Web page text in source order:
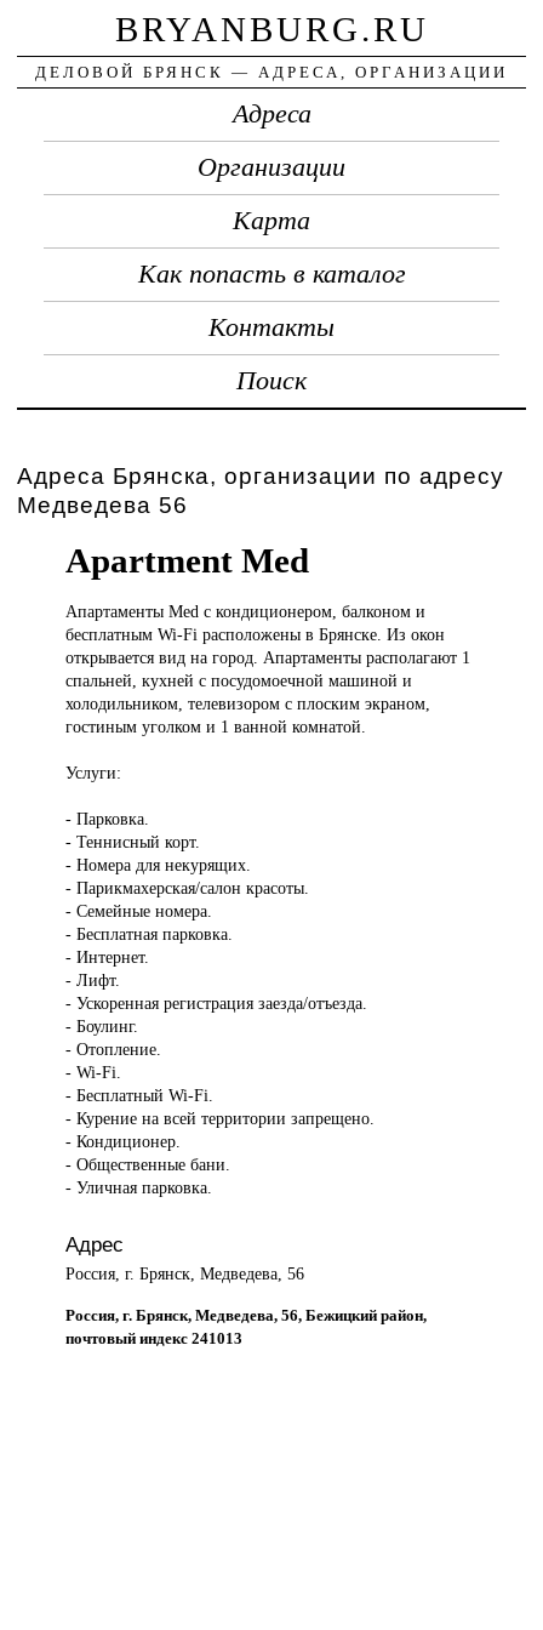
BRYANBURG.RU
ДЕЛОВОЙ БРЯНСК — АДРЕСА, ОРГАНИЗАЦИИ
Адреса
Организации
Карта
Как попасть в каталог
Контакты
Поиск
Адреса Брянска, организации по адресу
Медведева 56
Apartment Med
Апартаменты Medс кондиционером, балконом и
бесплатным Wi-Fi расположены в Брянске. Из окон
открывается вид на город. Апартаменты располагают 1
спальней, кухней с посудомоечной машиной и
холодильником, телевизором с плоским экраном,
гостиным уголком и 1 ванной комнатой.
Услуги:
- Парковка.
- Теннисный корт.
- Номера для некурящих.
- Парикмахерская/салон красоты.
- Семейные номера.
- Бесплатная парковка.
- Интернет.
- Лифт.
- Ускоренная регистрация заезда/отъезда.
- Боулинг.
- Отопление.
- Wi-Fi.
- Бесплатный Wi-Fi.
- Курение на всей территории запрещено.
- Кондиционер.
- Общественные бани.
- Уличная парковка.
Адрес
Россия, г. Брянск, Медведева, 56
Россия, г. Брянск, Медведева, 56, Бежицкий район,
почтовый индекс 241013